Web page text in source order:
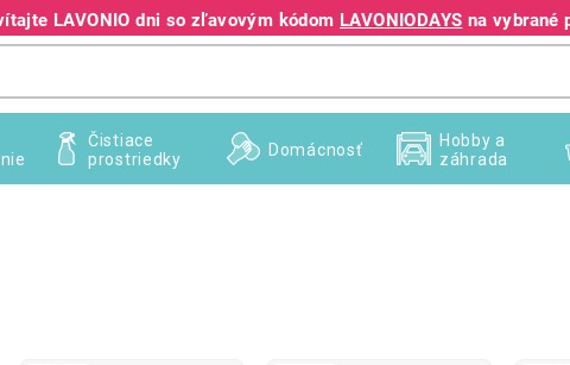
LAVONIO dni so zľavovým kódom LAVONIODAYS na vybrané
+421 940 995 209
Čistiace
prostriedky
Domácnosť
Hobby a
záhrada